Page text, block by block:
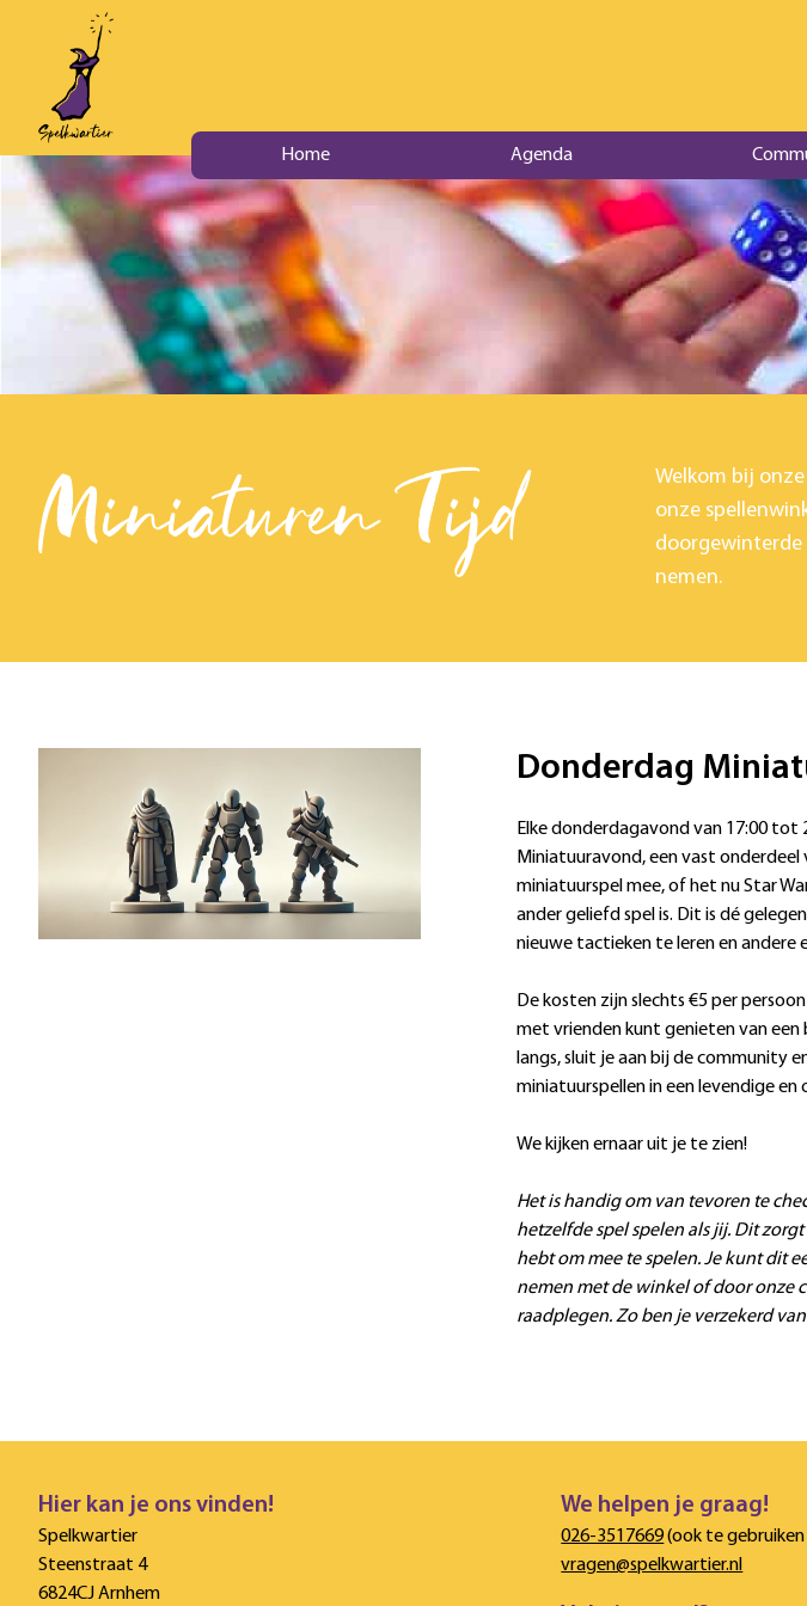
Home Agenda
Miniaturen Tijd
Welkom bij
onze
doorgewinterde
nemen.
Donderdag
Elke donderdagavond van 17:00
Miniatuuravond, een vast
miniatuurspel mee, of het nu Star
ander geliefd spel is. Dit is dé
nieuwe tactieken te leren en
De kosten zijn slechts €5 per
met vrienden kunt genieten van een
langs, sluit je aan bij de community
miniatuurspellen in een levendige
We kijken ernaar uit je te zien!
Het is handig om van tevoren te
hetzelfde spel spelen als jij. Dit
hebt om mee te spelen. Je kunt dit
nemen met de winkel of door onze
raadplegen. Zo ben je verzekerd
Hier kan je ons vinden!
Spelkwartier
Steenstraat 4
6824CJ Arnhem
We helpen je graag!
026-3517669(ook te
vragen@spelkwartier.nl